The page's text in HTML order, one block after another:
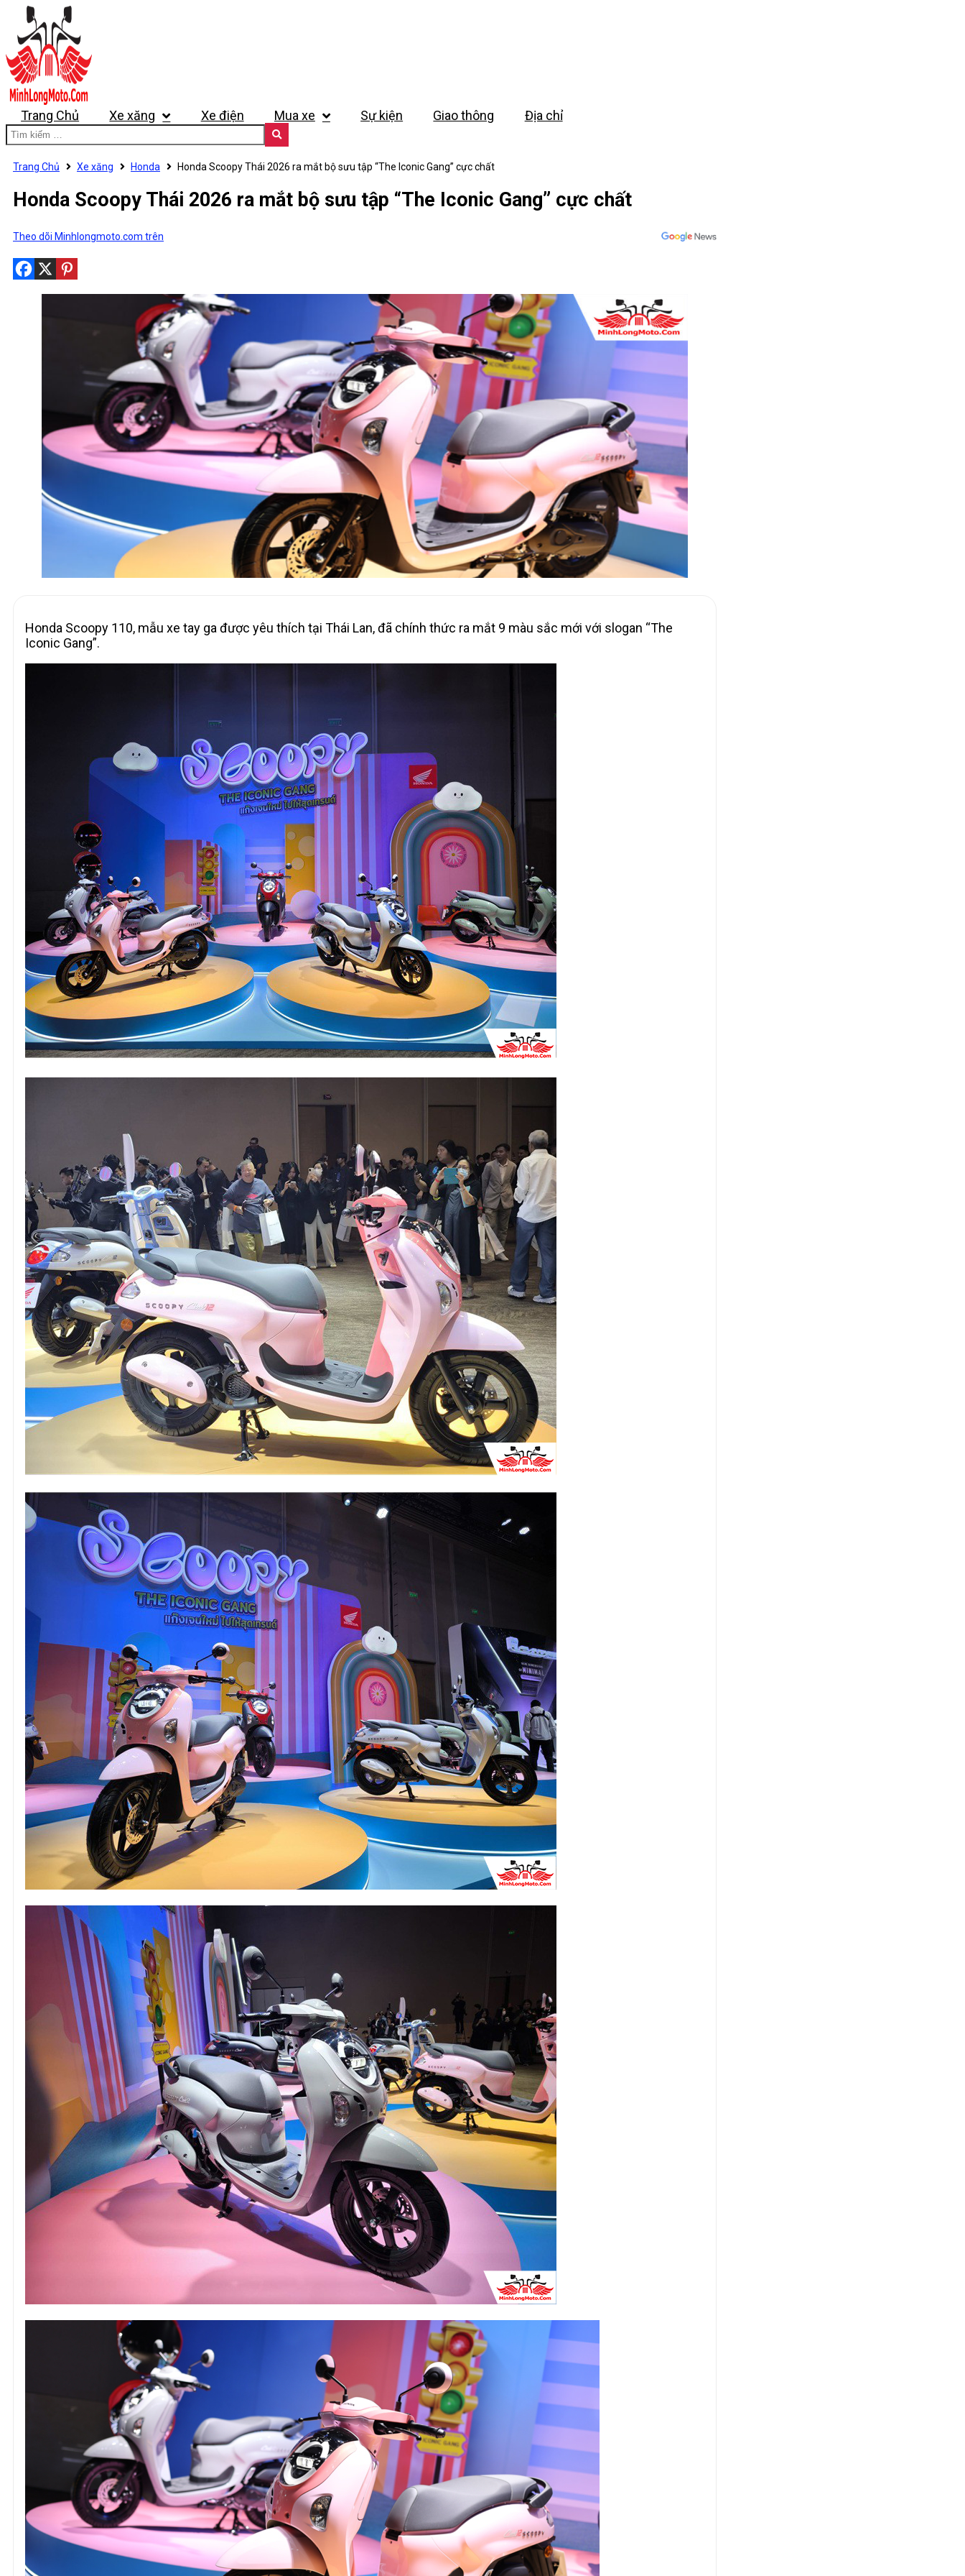
Trang Chủ Xe xăng Xe điện Mua xe Sự kiện Giao thông Địa chỉ
Trang Chủ Xe xăng Honda Honda Scoopy Thái 2026 ra mắt bộ sưu tập “The Iconic Gang” cực chất
Honda Scoopy Thái 2026 ra mắt bộ sưu tập “The Iconic Gang” cực chất
Theo dõi Minhlongmoto.com trên
Honda Scoopy 110, mẫu xe tay ga được yêu thích tại Thái Lan, đã chính thức ra mắt 9 màu sắc mới với slogan “The
Iconic Gang”.